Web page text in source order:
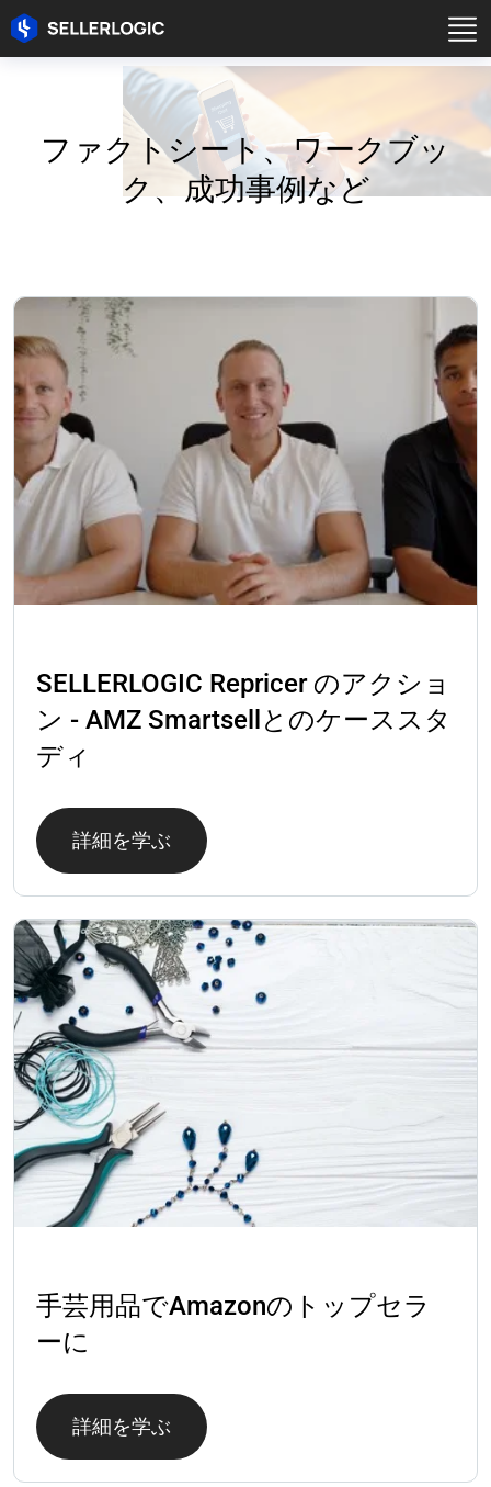
ファクトシート、ワークブッ
ク、成功事例など
SELLERLOGIC Repricer のアクショ
ン - AMZ Smartsellとのケーススタ
ディ
詳細を学ぶ
手芸用品でAmazonのトップセラ
ーに
詳細を学ぶ